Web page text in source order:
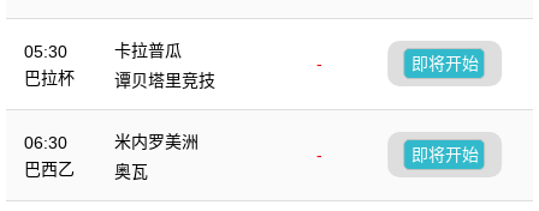
05:30
巴拉杯
卡拉普瓜
-
谭贝塔里竞技
即将开始
06:30
巴西乙
米内罗美洲
-
奥瓦
即将开始